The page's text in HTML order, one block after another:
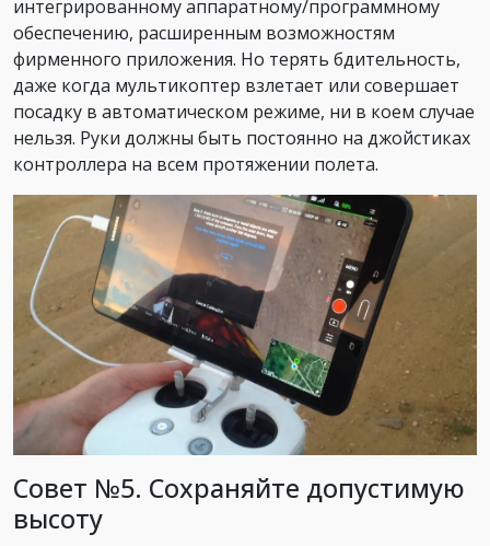
интегрированному аппаратному/программному
обеспечению, расширенным возможностям
фирменного приложения. Но терять бдительность,
даже когда мультикоптер взлетает или совершает
посадку в автоматическом режиме, ни в коем случае
нельзя. Руки должны быть постоянно на джойстиках
контроллера на всем протяжении полета.
Совет №5. Сохраняйте допустимую
высоту